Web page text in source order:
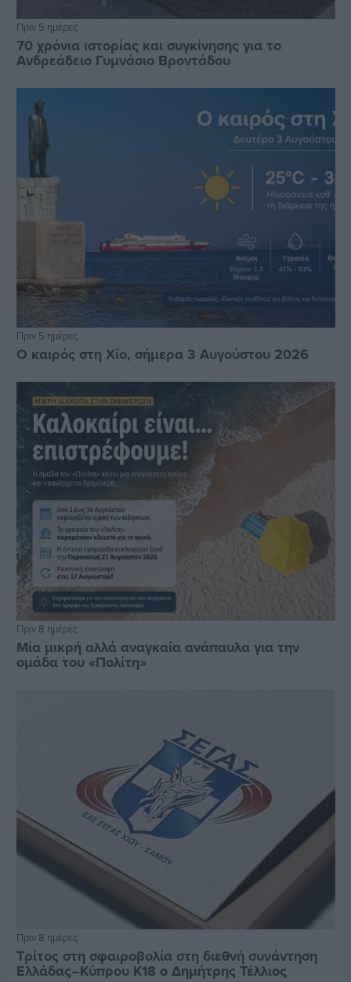
Πριν 5 ημέρες
70 χρόνια ιστορίας και συγκίνησης για το
Ανδρεάδειο Γυμνάσιο Βροντάδου
Πριν 5 ημέρες
Ο καιρός στη Χίο, σήμερα 3 Αυγούστου 2026
Πριν 8 ημέρες
Μία μικρή αλλά αναγκαία ανάπαυλα για την
ομάδα του «Πολίτη»
Πριν 8 ημέρες
Τρίτος στη σφαιροβολία στη διεθνή συνάντηση
Ελλάδας–Κύπρου Κ18 ο Δημήτρης Τέλλιος